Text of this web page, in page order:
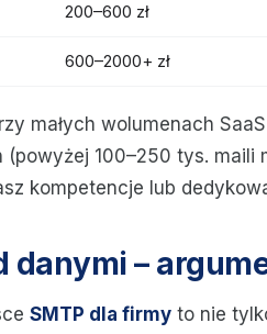
200–600 zł
600–2000+ zł
małych wolumenach
(powyżej 100–250 tys.
kompetencje lub
danymi –
SMTP dla firmy to nie